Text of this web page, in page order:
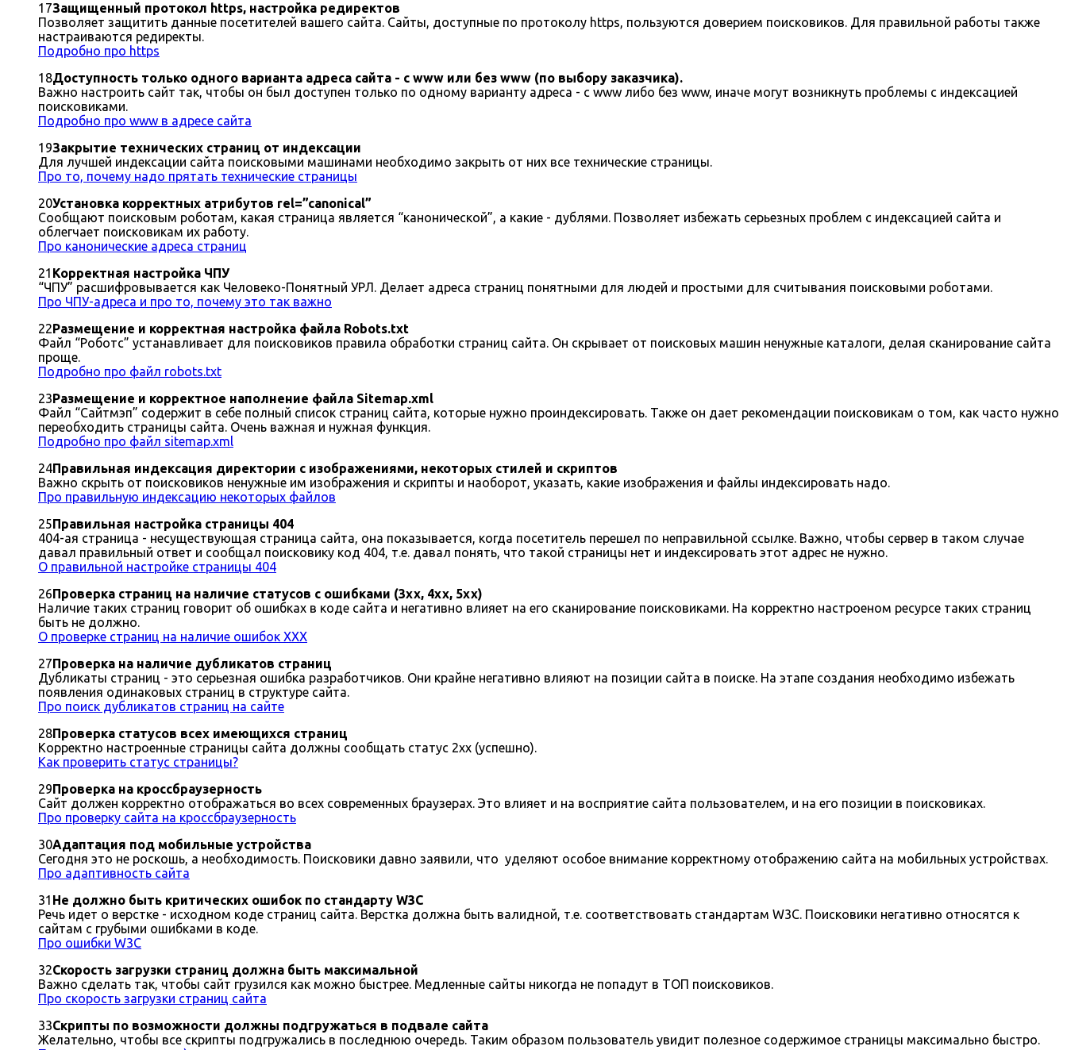
17Защищенный протокол https, настройка редиректов
Позволяет защитить данные посетителей вашего сайта. Сайты, доступные по протоколу https, пользуются доверием поисковиков. Для правильной работы также
настраиваются редиректы.
Подробно про https
18Доступность только одного варианта адреса сайта - с www или без www (по выбору заказчика).
Важно настроить сайт так, чтобы он был доступен только по одному варианту адреса - с www либо без www, иначе могут возникнуть проблемы с индексацией
поисковиками.
Подробно про www в адресе сайта
19Закрытие технических страниц от индексации
Для лучшей индексации сайта поисковыми машинами необходимо закрыть от них все технические страницы.
Про то, почему надо прятать технические страницы
20Установка корректных атрибутов rel=”canonical”
Сообщают поисковым роботам, какая страница является “канонической”, а какие - дублями. Позволяет избежать серьезных проблем с индексацией сайта и
облегчает поисковикам их работу.
Про канонические адреса страниц
21 Корректная настройка ЧПУ
“ЧПУ” расшифровывается как Человеко-Понятный УРЛ. Делает адреса страниц понятными для людей и простыми для считывания поисковыми роботами.
Про ЧПУ-адреса и про то, почему это так важно
22Размещение и корректная настройка файла Robots.txt
Файл “Роботс” устанавливает для поисковиков правила обработки страниц сайта. Он скрывает от поисковых машин ненужные каталоги, делая сканирование сайта
проще.
Подробно про файл robots.txt
23Размещение и корректное наполнение файла Sitemap.xml
Файл “Сайтмэп” содержит в себе полный список страниц сайта, которые нужно проиндексировать. Также он дает рекомендации поисковикам о том, как часто нужно
переобходить страницы сайта. Очень важная и нужная функция.
Подробно про файл sitemap.xml
24Правильная индексация директории с изображениями, некоторых стилей и скриптов
Важно скрыть от поисковиков ненужные им изображения и скрипты и наоборот, указать, какие изображения и файлы индексировать надо.
Про правильную индексацию некоторых файлов
25Правильная настройка страницы 404
404-ая страница - несуществующая страница сайта, она показывается, когда посетитель перешел по неправильной ссылке. Важно, чтобы сервер в таком случае
давал правильный ответ и сообщал поисковику код 404, т.е. давал понять, что такой страницы нет и индексировать этот адрес не нужно.
О правильной настройке страницы 404
26Проверка страниц на наличие статусов с ошибками (3хх, 4хх, 5хх)
Наличие таких страниц говорит об ошибках в коде сайта и негативно влияет на его сканирование поисковиками. На корректно настроеном ресурсе таких страниц
быть не должно.
О проверке страниц на наличие ошибок XXX
27Проверка на наличие дубликатов страниц
Дубликаты страниц - это серьезная ошибка разработчиков. Они крайне негативно влияют на позиции сайта в поиске. На этапе создания необходимо избежать
появления одинаковых страниц в структуре сайта.
Про поиск дубликатов страниц на сайте
28Проверка статусов всех имеющихся страниц
Корректно настроенные страницы сайта должны сообщать статус 2xx (успешно).
Как проверить статус страницы?
29Проверка на кроссбраузерность
Сайт должен корректно отображаться во всех современных браузерах. Это влияет и на восприятие сайта пользователем, и на его позиции в поисковиках.
Про проверку сайта на кроссбраузерность
30Адаптация под мобильные устройства
Сегодня это не роскошь, а необходимость. Поисковики давно заявили, что уделяют особое внимание корректному отображению сайта на мобильных устройствах.
Про адаптивность сайта
31 Не должно быть критических ошибок по стандарту W3C
Речь идет о верстке - исходном коде страниц сайта. Верстка должна быть валидной, т.е. соответствовать стандартам W3C. Поисковики негативно относятся к
сайтам с грубыми ошибками в коде.
Про ошибки W3C
32Скорость загрузки страниц должна быть максимальной
Важно сделать так, чтобы сайт грузился как можно быстрее. Медленные сайты никогда не попадут в ТОП поисковиков.
Про скорость загрузки страниц сайта
33Скрипты по возможности должны подгружаться в подвале сайта
Желательно, чтобы все скрипты подгружались в последнюю очередь. Таким образом пользователь увидит полезное содержимое страницы максимально быстро.